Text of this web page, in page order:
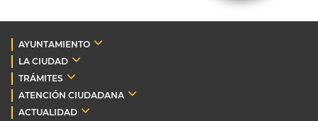
AYUNTAMIENTO
LA CIUDAD
TRÁMITES
ATENCIÓN CIUDADANA
ACTUALIDAD